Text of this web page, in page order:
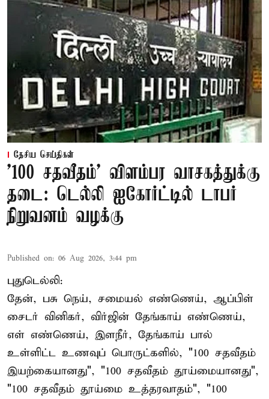
தேசிய செய்திகள்
'100 சதவீதம்' விளம்பர வாசகத்துக்கு
தடை: டெல்லி ஐகோர்ட்டில் டாபர்
நிறுவனம் வழக்கு
Published on: 06 Aug 2026, 3:44 pm
புதுடெல்லி:
தேன், பசு நெய், சமையல் எண்ணெய், ஆப்பிள்
சைடர் வினிகர், விர்ஜின் தேங்காய் எண்ணெய்,
எள் எண்ணெய், இளநீர், தேங்காய் பால்
உள்ளிட்ட உணவுப் பொருட்களில், "100 சதவீதம்
இயற்கையானது", "100 சதவீதம் தூய்மையானது",
"100 சதவீதம் தூய்மை உத்தரவாதம்", "100